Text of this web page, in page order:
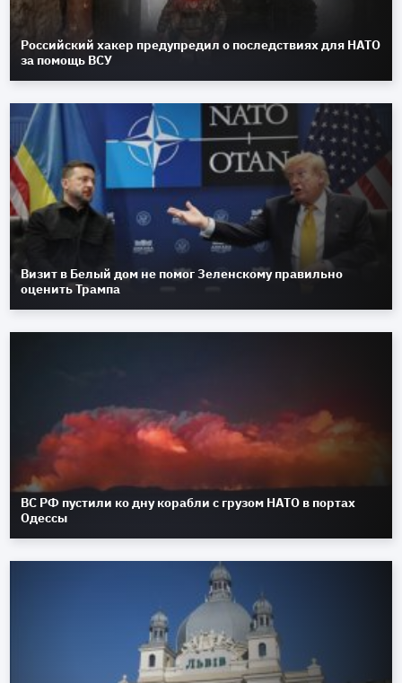
Российский хакер предупредил о последствиях для НАТО
за помощь ВСУ
Визит в Белый дом не помог Зеленскому правильно
оценить Трампа
ВС РФ пустили ко дну корабли с грузом НАТО в портах
Одессы